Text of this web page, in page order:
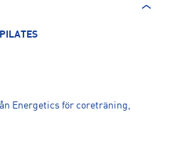
Energetics för coreträning,